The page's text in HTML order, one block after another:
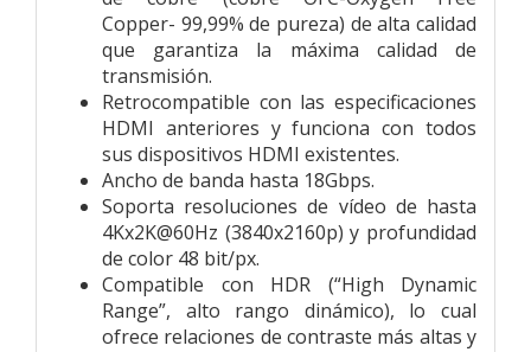
Copper- 99,99% de pureza) de alta calidad
que garantiza la máxima calidad de
transmisión.
Retrocompatible con las especificaciones
HDMI anteriores y funciona con todos
sus dispositivos HDMI existentes.
Ancho de banda hasta 18Gbps.
Soporta resoluciones de vídeo de hasta
4Kx2K@60Hz (3840x2160p) y profundidad
de color 48 bit/px.
Compatible con HDR (“High Dynamic
Range”, alto rango dinámico), lo cual
ofrece relaciones de contraste más altas y